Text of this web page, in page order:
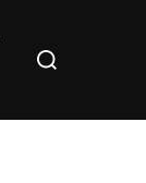
Suchen